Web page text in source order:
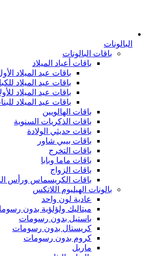
البالونات
باقات البالونات
باقات أعياد الميلاد
باقات عيد الميلاد
باقات عيد الميلاد
باقات عيد الميلاد
باقات عيد الميلاد
باقات الهالويين
باقات الذكريات السنوية
باقات حديثي الولادة
باقات بيبي شاور
باقات التخرج
باقات ماما وبابا
باقات الزواج
باقات الكريسماس ورأس
بالونات الهيليوم اللاتكس
عادية لون واحد
ميتاليك ولؤلؤية بدون
باستيل بدون رسومات
كريستال بدون رسومات
كروم بدون رسومات
ماربل